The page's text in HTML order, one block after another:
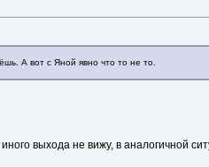
А вот с Яной явно что то не то.
выхода не вижу, в аналогичной